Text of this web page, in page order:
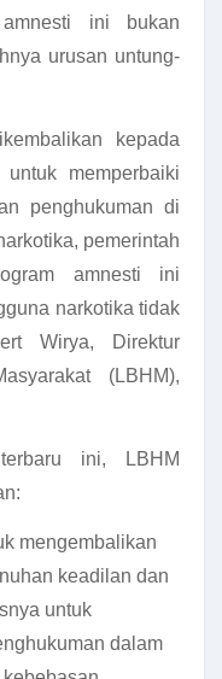
ini bukan
urusan untung-
kepada
memperbaiki
penghukuman di
pemerintah
amnesti ini
narkotika tidak
Wirya, Direktur
(LBHM),
terbaru ini, LBHM
mengembalikan
keadilan dan
untuk
dalam